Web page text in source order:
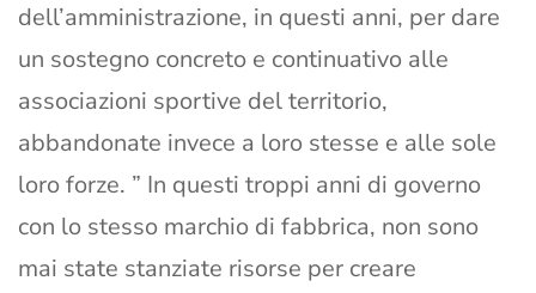
dell’amministrazione, in questi anni, per dare
un sostegno concreto e continuativo alle
associazioni sportive del territorio,
abbandonate invece a loro stesse e alle sole
loro forze. ” In questi troppi anni di governo
con lo stesso marchio di fabbrica, non sono
mai state stanziate risorse per creare